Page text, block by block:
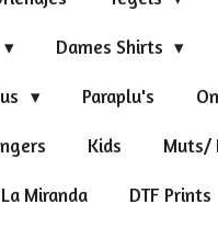
Dames Shirts
Paraplu's
Kids Muts/
Miranda DTF Prints